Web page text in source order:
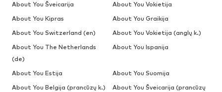
About You Šveicarija
About You Vokietija
About You Kipras
About You Graikija
About You Switzerland (en)
About You Vokietija (anglų k.)
About You The Netherlands
(de)
About You Ispanija
About You Estija
About You Suomija
About You Belgija (prancūzų k.)
About You Šveicarija (prancūzų